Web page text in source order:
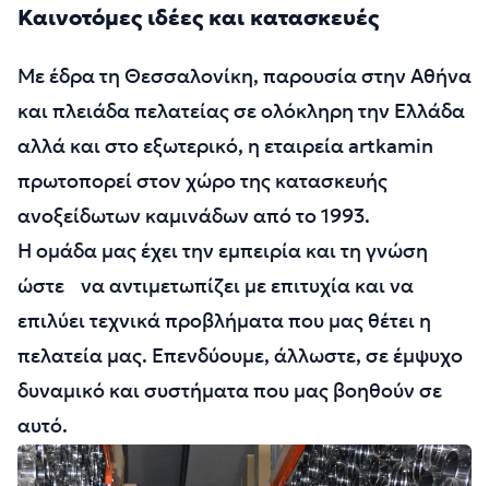
Καινοτόμες ιδέες και κατασκευές
Mε έδρα τη Θεσσαλονίκη, παρουσία στην Αθήνα
και πλειάδα πελατείας σε ολόκληρη την Ελλάδα
αλλά και στο εξωτερικό, η εταιρεία artkamin
πρωτοπορεί στον χώρο της κατασκευής
ανοξείδωτων καμινάδων από το 1993.
Η ομάδα μας έχει την εμπειρία και τη γνώση
ώστε να αντιμετωπίζει με επιτυχία και να
επιλύει τεχνικά προβλήματα που μας θέτει η
πελατεία μας. Επενδύουμε, άλλωστε, σε έμψυχο
δυναμικό και συστήματα που μας βοηθούν σε
αυτό.